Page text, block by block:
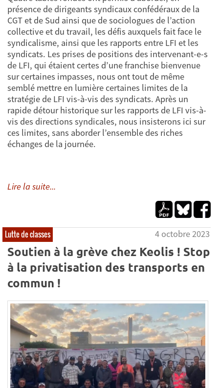
présence de dirigeants syndicaux confédéraux de la
CGT et de Sud ainsi que de sociologues de l’action
collective et du travail, les défis auxquels fait face le
syndicalisme, ainsi que les rapports entre LFI et les
syndicats. Les prises de positions des intervenant-e-s
de LFI, qui étaient certes d’une franchise bienvenue
sur certaines impasses, nous ont tout de même
semblé mettre en lumière certaines limites de la
stratégie de LFI vis-à-vis des syndicats. Après un
rapide détour historique sur les rapports de LFI vis-à-
vis des directions syndicales, nous insisterons ici sur
ces limites, sans aborder l’ensemble des riches
échanges de la journée.
Lire la suite...
Lutte de classes 4 octobre 2023
Soutien à la grève chez Keolis ! Stop
à la privatisation des transports en
commun !